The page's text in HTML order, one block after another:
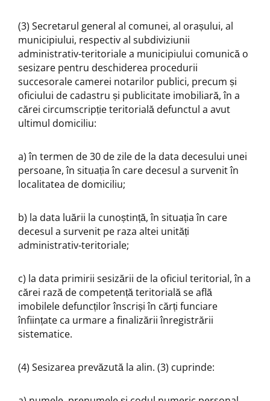
(3) Secretarul general al comunei, al orașului, al
municipiului, respectiv al subdiviziunii
administrativ-teritoriale a municipiului comunică o
sesizare pentru deschiderea procedurii
succesorale camerei notarilor publici, precum și
oficiului de cadastru și publicitate imobiliară, în a
cărei circumscripție teritorială defunctul a avut
ultimul domiciliu:
a) în termen de 30 de zile de la data decesului unei
persoane, în situația în care decesul a survenit în
localitatea de domiciliu;
b) la data luării la cunoștință, în situația în care
decesul a survenit pe raza altei unități
administrativ-teritoriale;
c) la data primirii sesizării de la oficiul teritorial, în a
cărei rază de competență teritorială se află
imobilele defuncților înscriși în cărți funciare
înființate ca urmare a finalizării înregistrării
sistematice.
(4) Sesizarea prevăzută la alin. (3) cuprinde: